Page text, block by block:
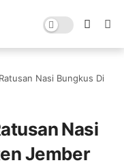
Nasi Bungkus Di
Nasi
Jember